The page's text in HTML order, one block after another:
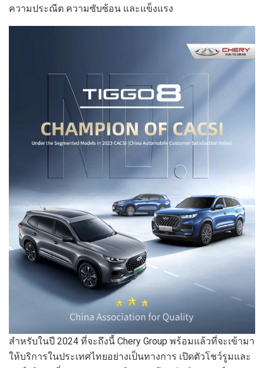
ความประณีต ความซับซ้อน และแข็งแรง
สำหรับในปี 2024 ที่จะถึงนี้ Chery Group พร้อมแล้วที่จะเข้ามา
ให้บริการในประเทศไทยอย่างเป็นทางการ เปิดตัวโชว์รูมและ